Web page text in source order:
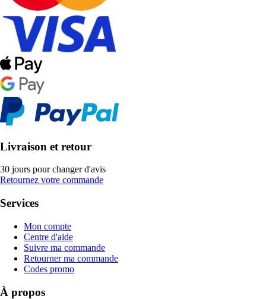
Livraison et retour
30 jours pour changer d'avis
Retournez votre commande
Services
Mon compte
Centre d'aide
Suivre ma commande
Retourner ma commande
Codes promo
À propos